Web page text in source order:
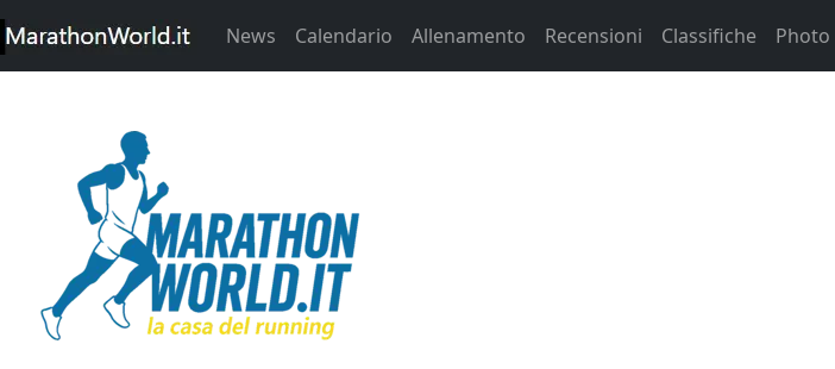
News Calendario Allenamento Recensioni Classifiche Photo